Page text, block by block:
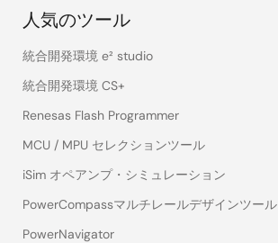
人気のツール
統合開発環境 e² studio
統合開発環境 CS+
Renesas Flash Programmer
MCU / MPU セレクションツール
iSim オペアンプ・シミュレーション
PowerCompassマルチレールデザインツール
PowerNavigator